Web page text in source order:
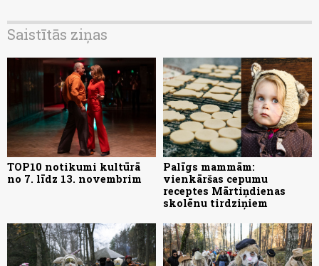
Saistītās ziņas
TOP10 notikumi kultūrā
no 7. līdz 13. novembrim
Palīgs mammām:
vienkāršas cepumu
receptes Mārtiņdienas
skolēnu tirdziņiem